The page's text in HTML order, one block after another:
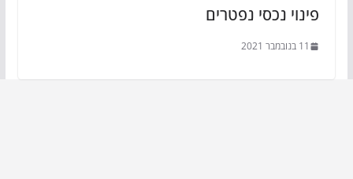
פינוי נכסי נפטרים
11 בנובמבר 2021